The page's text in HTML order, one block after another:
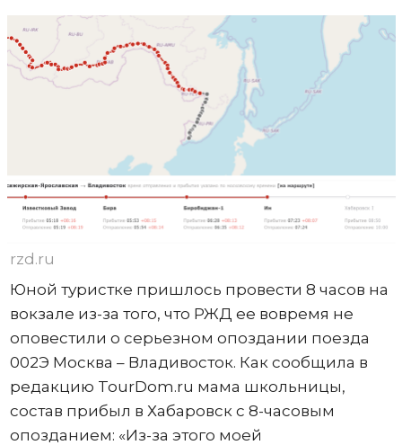
rzd.ru
Юной туристке пришлось провести 8 часов на
вокзале из-за того, что РЖД ее вовремя не
оповестили о серьезном опоздании поезда
002Э Москва – Владивосток. Как сообщила в
редакцию TourDom.ru мама школьницы,
состав прибыл в Хабаровск с 8-часовым
опозданием: «Из-за этого моей